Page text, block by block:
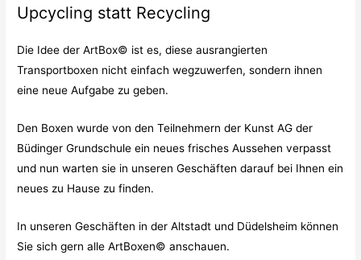
Upcycling statt Recycling
Die Idee der ArtBox© ist es, diese ausrangierten
Transportboxen nicht einfach wegzuwerfen, sondern ihnen
eine neue Aufgabe zu geben.
Den Boxen wurde von den Teilnehmern der Kunst AG der
Büdinger Grundschule ein neues frisches Aussehen verpasst
und nun warten sie in unseren Geschäften darauf bei Ihnen ein
neues zu Hause zu finden.
In unseren Geschäften in der Altstadt und Düdelsheim können
Sie sich gern alle ArtBoxen© anschauen.